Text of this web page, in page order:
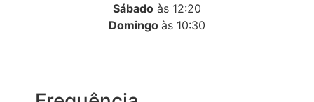
Sábado às 12:20
Domingo às 10:30